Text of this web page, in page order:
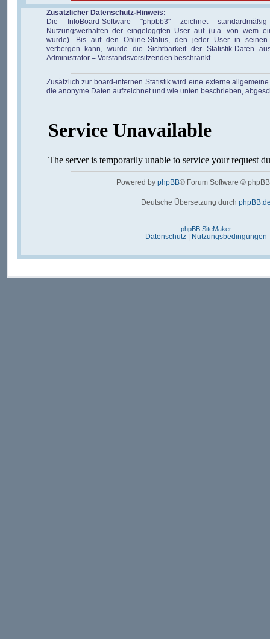
Zusätzlicher Datenschutz-Hinweis:
Die InfoBoard-Software "phpbb3" zeichnet
Nutzungsverhalten der eingeloggten User auf (u.a. von wem
wurde). Bis auf den Online-Status, den jeder User in seinen
verbergen kann, wurde die Sichtbarkeit der Statistik-Daten
Administrator = Vorstandsvorsitzenden beschränkt.
Zusätzlich zur board-internen Statistik wird eine externe
die anonyme Daten aufzeichnet und wie unten beschrieben,
Powered by phpBB® Forum Software ©
Deutsche Übersetzung durch
phpBB SiteMaker
Datenschutz| Nutzungsbedingungen